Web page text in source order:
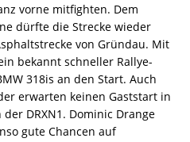
vorne mitfighten. Dem
dürfte die Strecke wieder
von Gründau. Mit
bekannt schneller Rallye-
318is an den Start. Auch
erwarten keinen Gaststart in
DRXN1. Dominic Drange
gute Chancen auf